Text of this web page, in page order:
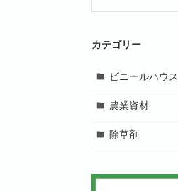
カテゴリー
ビニールハウス
農業資材
除草剤